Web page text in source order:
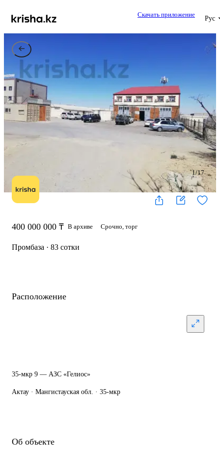
Скачать приложение
Рус
1/17
400 000 000 ₸ В архиве Срочно, торг
Промбаза · 83 сотки
Расположение
35-мкр 9 — АЗС «Гелиос»
Актау · Мангистауская обл. · 35-мкр
Об объекте